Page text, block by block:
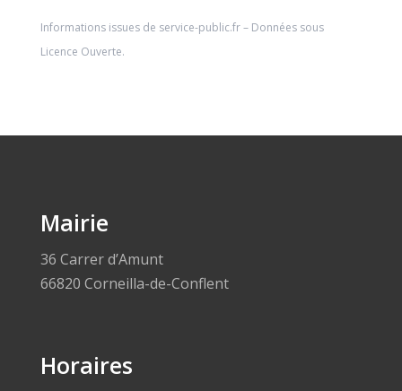
Informations issues de service-public.fr– Données sous
Licence Ouverte.
Mairie
36 Carrer d’Amunt
66820 Corneilla-de-Conflent
Horaires